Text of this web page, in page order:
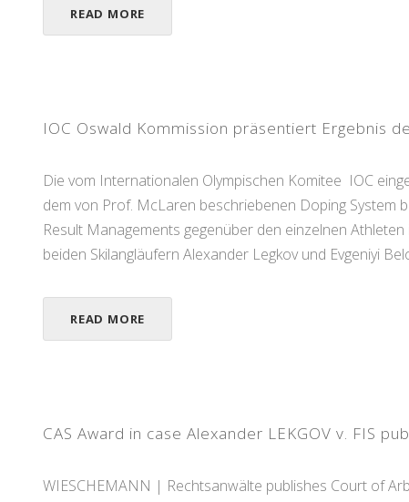
READ MORE
IOC Oswald Kommission präsentiert Ergebnis
Die vom Internationalen Olympischen Komitee IOC
dem von Prof. McLaren beschriebenen Doping System
Result Managements gegenüber den einzelnen
beiden Skilangläufern Alexander Legkov und Evgeniyi
READ MORE
CAS Award in case Alexander LEKGOV v. FIS
WIESCHEMANN | Rechtsanwälte publishes Court of